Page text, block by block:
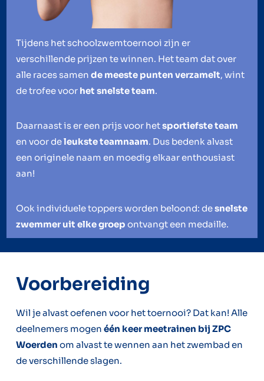
Tijdens het schoolzwemtoernooi zijn er
verschillende prijzen te winnen. Het team dat over
alle races samende meeste punten verzamelt, wint
de trofee voor het snelste team.
Daarnaast is er een prijs voor hetsportiefste team
en voor deleukste teamnaam. Dus bedenk alvast
een originele naam en moedig elkaar enthousiast
aan!
Ook individuele toppers worden beloond: desnelste
zwemmer uit elke groep ontvangt een medaille.
Voorbereiding
Wil je alvast oefenen voor het toernooi? Dat kan! Alle
deelnemers mogenéén keer meetrainen bij ZPC
Woerden om alvast te wennen aan het zwembad en
de verschillende slagen.